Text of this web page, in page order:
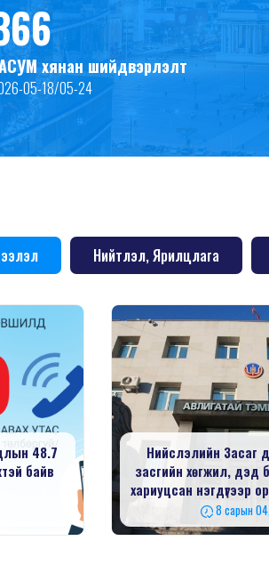
хянан шийдвэрлэлт
05-18/05-24
Нийтлэл, Ярилцлага
48.7
байв
Нийслэлийн Засаг
засгийн хөгжил, дэд
хариуцсан нэгдүгээр
8 сарын